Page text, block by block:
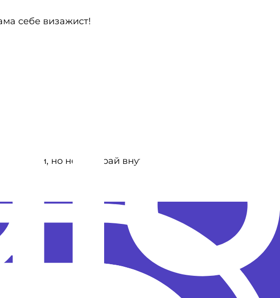
себе визажист!
«гори, но не выгорай внутри».